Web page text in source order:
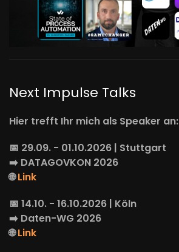
Next Impulse Talks
Hier trefft Ihr mich als Speaker an:
📅 29.09. - 01.10.2026 | Stuttgart
➡️ DATAGOVKON 2026
🌐Link
📅 14.10. - 16.10.2026 | Köln
➡️ Daten-WG 2026
🌐Link